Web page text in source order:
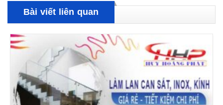
Bài viết liên quan